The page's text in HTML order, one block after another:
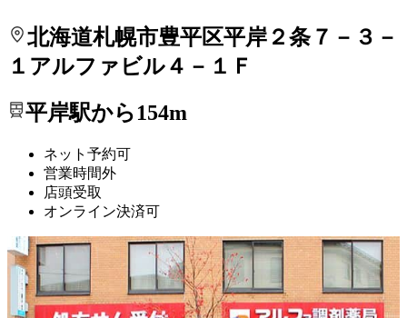
北海道札幌市豊平区平岸２条７－３－
１アルファビル４－１Ｆ
平岸駅から154m
ネット予約可
営業時間外
店頭受取
オンライン決済可